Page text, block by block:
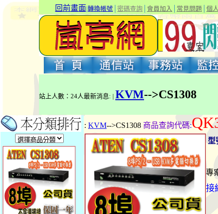
回前畫面|轉換帳號 密碼查詢 會員加入 常見問題 個
站上人數：24人最新消息: | KVM-->CS1308
: KVM-->CS1308 商品查詢代碼:
型
專
接